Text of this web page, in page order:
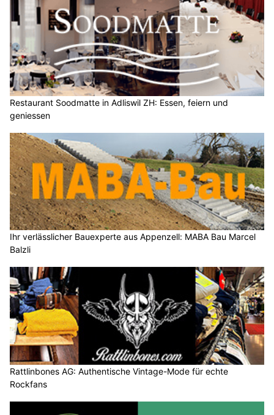
Restaurant Soodmatte in Adliswil ZH: Essen, feiern und
geniessen
Ihr verlässlicher Bauexperte aus Appenzell: MABA Bau Marcel
Balzli
Rattlinbones AG: Authentische Vintage-Mode für echte
Rockfans